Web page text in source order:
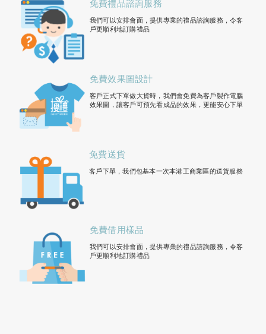
免費禮品諮詢服務
我們可以安排會面，提供專業的禮品諮詢服務，令客
戶更順利地訂購禮品
免費效果圖設計
客戶正式下單做大貨時，我們會免費為客戶製作電腦
效果圖，讓客戶可預先看成品的效果，更能安心下單
免費送貨
客戶下單，我們包基本一次本港工商業區的送貨服務
免費借用樣品
我們可以安排會面，提供專業的禮品諮詢服務，令客
戶更順利地訂購禮品